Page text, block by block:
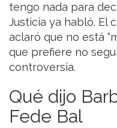
tengo nada para
Justicia ya habló. El
aclaró que no está
que prefiere no
controversia.
Qué dijo
Fede Bal